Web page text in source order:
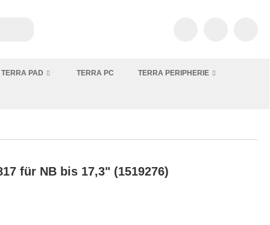
TERRA PAD TERRA PC TERRA PERIPHERIE
für NB bis 17,3" (1519276)